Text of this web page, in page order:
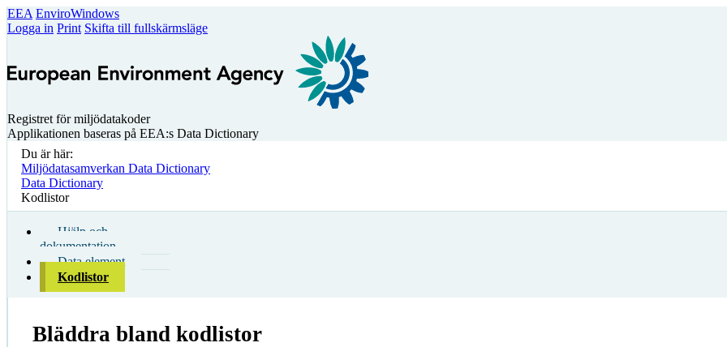
EEA EnviroWindows
Logga in Print Skifta till fullskärmsläge
Registret för miljödatakoder
Applikationen baseras på EEA:s Data Dictionary
Du är här:
Miljödatasamverkan Data Dictionary
Data Dictionary
Kodlistor
Hjälp och
dokumentation
Data element
Kodlistor
Bläddra bland kodlistor